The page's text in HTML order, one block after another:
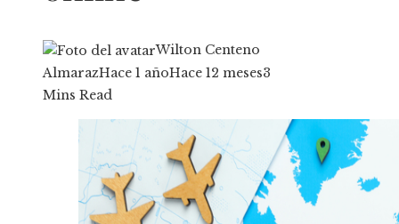
Wilton Centeno
AlmarazHace 1 añoHace 12 meses3
Mins Read